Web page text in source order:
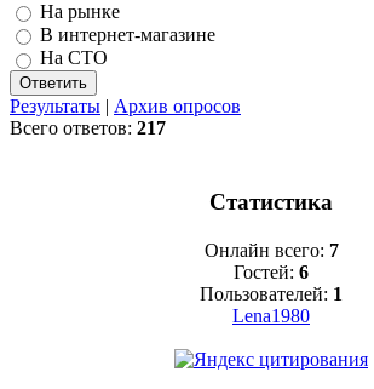
На рынке
В интернет-магазине
На СТО
Результаты | Архив опросов
Всего ответов: 217
Статистика
Онлайн всего: 7
Гостей: 6
Пользователей: 1
Lena1980